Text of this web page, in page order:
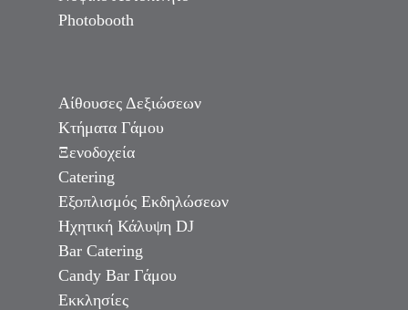
Photobooth
Αίθουσες Δεξιώσεων
Κτήματα Γάμου
Ξενοδοχεία
Catering
Εξοπλισμός Εκδηλώσεων
Ηχητική Κάλυψη DJ
Bar Catering
Candy Bar Γάμου
Εκκλησίες